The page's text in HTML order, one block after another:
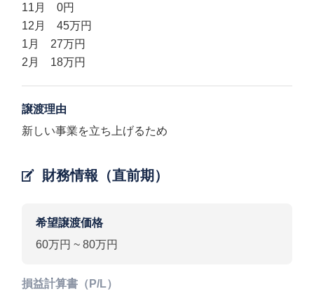
11月 0円
12月 45万円
1月 27万円
2月 18万円
譲渡理由
新しい事業を立ち上げるため
財務情報（直前期）
希望譲渡価格
60万円 ~ 80万円
損益計算書（P/L）